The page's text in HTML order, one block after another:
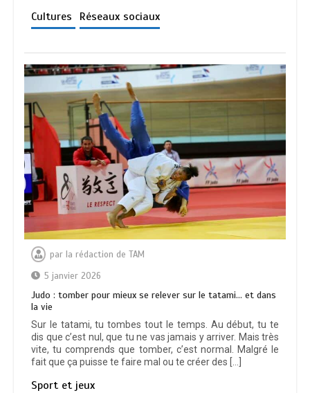
Cultures Réseaux sociaux
par la rédaction de TAM
5 janvier 2026
Judo : tomber pour mieux se relever sur le tatami… et dans
la vie
Sur le tatami, tu tombes tout le temps. Au début, tu te
dis que c’est nul, que tu ne vas jamais y arriver. Mais très
vite, tu comprends que tomber, c’est normal. Malgré le
fait que ça puisse te faire mal ou te créer des […]
Sport et jeux